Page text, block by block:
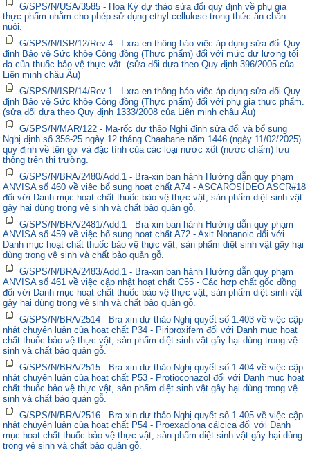
G/SPS/N/USA/3585 - Hoa Kỳ dự thảo sửa đổi quy định về phụ gia
thực phẩm nhằm cho phép sử dụng ethyl cellulose trong thức ăn chăn
nuôi.
G/SPS/N/ISR/12/Rev.4 - I-xra-en thông báo việc áp dụng sửa đổi Quy
định Bảo vệ Sức khỏe Cộng đồng (Thực phẩm) đối với mức dư lượng tối
đa của thuốc bảo vệ thực vật. (sửa đổi dựa theo Quy định 396/2005 của
Liên minh châu Âu)
G/SPS/N/ISR/14/Rev.1 - I-xra-en thông báo việc áp dụng sửa đổi Quy
định Bảo vệ Sức khỏe Cộng đồng (Thực phẩm) đối với phụ gia thực phẩm.
(sửa đổi dựa theo Quy định 1333/2008 của Liên minh châu Âu)
G/SPS/N/MAR/122 - Ma-rốc dự thảo Nghị định sửa đổi và bổ sung
Nghị định số 356-25 ngày 12 tháng Chaabane năm 1446 (ngày 11/02/2025)
quy định về tên gọi và đặc tính của các loại nước xốt (nước chấm) lưu
thông trên thị trường.
G/SPS/N/BRA/2480/Add.1 - Bra-xin ban hành Hướng dẫn quy phạm
ANVISA số 460 về việc bổ sung hoạt chất A74 - ASCAROSÍDEO ASCR#18
đối với Danh mục hoạt chất thuốc bảo vệ thực vật, sản phẩm diệt sinh vật
gây hại dùng trong vệ sinh và chất bảo quản gỗ.
G/SPS/N/BRA/2481/Add.1 - Bra-xin ban hành Hướng dẫn quy phạm
ANVISA số 459 về việc bổ sung hoạt chất A72 - Axit Nonanoic đối với
Danh mục hoạt chất thuốc bảo vệ thực vật, sản phẩm diệt sinh vật gây hại
dùng trong vệ sinh và chất bảo quản gỗ.
G/SPS/N/BRA/2483/Add.1 - Bra-xin ban hành Hướng dẫn quy phạm
ANVISA số 461 về việc cập nhật hoạt chất C55 - Các hợp chất gốc đồng
đối với Danh mục hoạt chất thuốc bảo vệ thực vật, sản phẩm diệt sinh vật
gây hại dùng trong vệ sinh và chất bảo quản gỗ.
G/SPS/N/BRA/2514 - Bra-xin dự thảo Nghị quyết số 1.403 về việc cập
nhật chuyên luận của hoạt chất P34 - Piriproxifem đối với Danh mục hoạt
chất thuốc bảo vệ thực vật, sản phẩm diệt sinh vật gây hại dùng trong vệ
sinh và chất bảo quản gỗ.
G/SPS/N/BRA/2515 - Bra-xin dự thảo Nghị quyết số 1.404 về việc cập
nhật chuyên luận của hoạt chất P53 - Protioconazol đối với Danh mục hoạt
chất thuốc bảo vệ thực vật, sản phẩm diệt sinh vật gây hại dùng trong vệ
sinh và chất bảo quản gỗ.
G/SPS/N/BRA/2516 - Bra-xin dự thảo Nghị quyết số 1.405 về việc cập
nhật chuyên luận của hoạt chất P54 - Proexadiona cálcica đối với Danh
mục hoạt chất thuốc bảo vệ thực vật, sản phẩm diệt sinh vật gây hại dùng
trong vệ sinh và chất bảo quản gỗ.